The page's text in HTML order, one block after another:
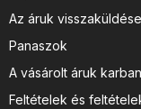
Az áruk visszaküldése
Panaszok
A vásárolt áruk
Feltételek és